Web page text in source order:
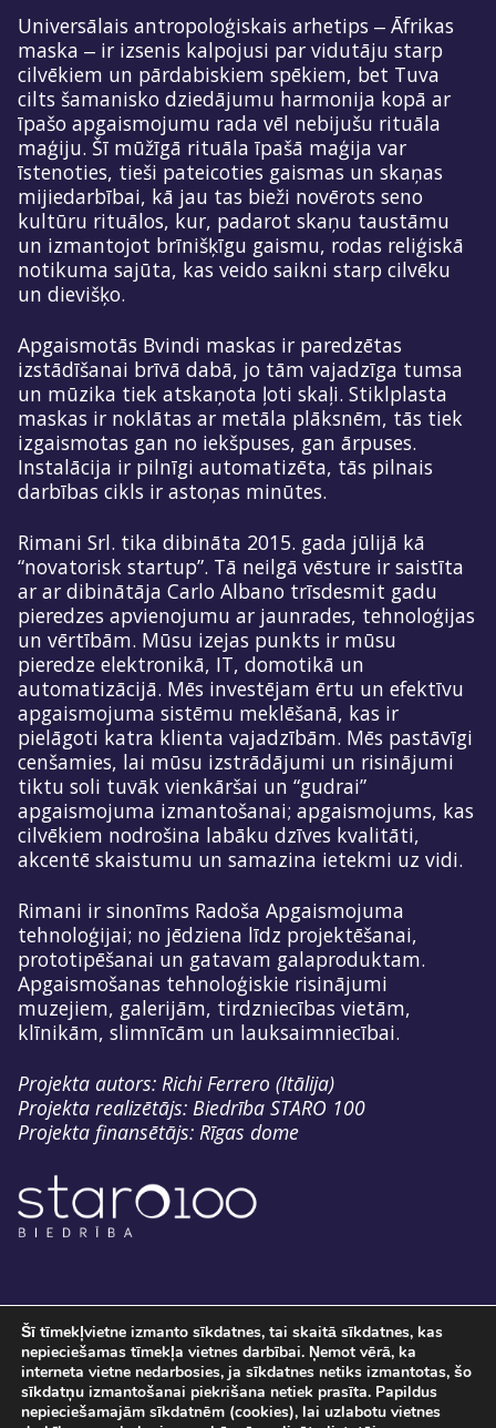
Universālais antropoloģiskais arhetips ‒ Āfrikas
maska ‒ ir izsenis kalpojusi par vidutāju starp
cilvēkiem un pārdabiskiem spēkiem, bet Tuva
cilts šamanisko dziedājumu harmonija kopā ar
īpašo apgaismojumu rada vēl nebijušu rituāla
maģiju. Šī mūžīgā rituāla īpašā maģija var
īstenoties, tieši pateicoties gaismas un skaņas
mijiedarbībai, kā jau tas bieži novērots seno
kultūru rituālos, kur, padarot skaņu taustāmu
un izmantojot brīnišķīgu gaismu, rodas reliģiskā
notikuma sajūta, kas veido saikni starp cilvēku
un dievišķo.
Apgaismotās Bvindi maskas ir paredzētas
izstādīšanai brīvā dabā, jo tām vajadzīga tumsa
un mūzika tiek atskaņota ļoti skaļi. Stiklplasta
maskas ir noklātas ar metāla plāksnēm, tās tiek
izgaismotas gan no iekšpuses, gan ārpuses.
Instalācija ir pilnīgi automatizēta, tās pilnais
darbības cikls ir astoņas minūtes.
Rimani Srl. tika dibināta 2015. gada jūlijā kā
“novatorisk startup”. Tā neilgā vēsture ir saistīta
ar ar dibinātāja Carlo Albano trīsdesmit gadu
pieredzes apvienojumu ar jaunrades, tehnoloģijas
un vērtībām. Mūsu izejas punkts ir mūsu
pieredze elektronikā, IT, domotikā un
automatizācijā. Mēs investējam ērtu un efektīvu
apgaismojuma sistēmu meklēšanā, kas ir
pielāgoti katra klienta vajadzībām. Mēs pastāvīgi
cenšamies, lai mūsu izstrādājumi un risinājumi
tiktu soli tuvāk vienkāršai un “gudrai”
apgaismojuma izmantošanai; apgaismojums, kas
cilvēkiem nodrošina labāku dzīves kvalitāti,
akcentē skaistumu un samazina ietekmi uz vidi.
Rimani ir sinonīms Radoša Apgaismojuma
tehnoloģijai; no jēdziena līdz projektēšanai,
prototipēšanai un gatavam galaproduktam.
Apgaismošanas tehnoloģiskie risinājumi
muzejiem, galerijām, tirdzniecības vietām,
klīnikām, slimnīcām un lauksaimniecībai.
Projekta autors: Richi Ferrero (Itālija)
Projekta realizētājs: Biedrība STARO 100
Projekta finansētājs: Rīgas dome
Šī tīmekļvietne izmanto sīkdatnes, tai skaitā sīkdatnes, kas
nepieciešamas tīmekļa vietnes darbībai. Ņemot vērā, ka
interneta vietne nedarbosies, ja sīkdatnes netiks izmantotas, šo
sīkdatņu izmantošanai piekrišana netiek prasīta. Papildus
nepieciešamajām sīkdatnēm (cookies), lai uzlabotu vietnes